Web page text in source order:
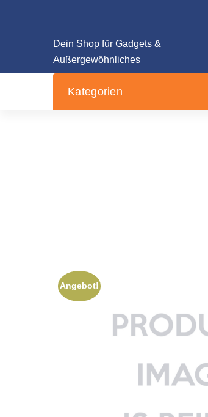
Dein Shop für Gadgets &
Außergewöhnliches
Kategorien
Angebot!